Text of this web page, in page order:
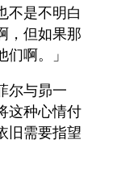
不是不明白
，但如果那
啊。」
尔与昴一
这种心情付
旧需要指望